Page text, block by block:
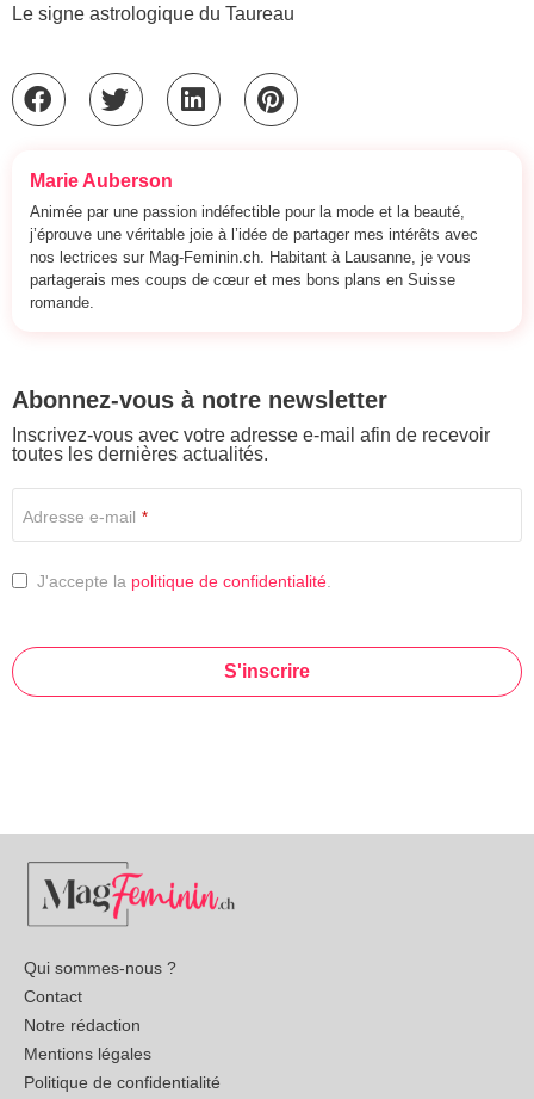
Le signe astrologique du Taureau
Marie Auberson
Animée par une passion indéfectible pour la mode et la beauté,
j’éprouve une véritable joie à l’idée de partager mes intérêts avec
nos lectrices sur Mag-Feminin.ch. Habitant à Lausanne, je vous
partagerais mes coups de cœur et mes bons plans en Suisse
romande.
Abonnez-vous à notre newsletter
Inscrivez-vous avec votre adresse e-mail afin de recevoir
toutes les dernières actualités.
Adresse e-mail *
J'accepte la politique de confidentialité
S'inscrire
Qui sommes-nous ?
Contact
Notre rédaction
Mentions légales
Politique de confidentialité